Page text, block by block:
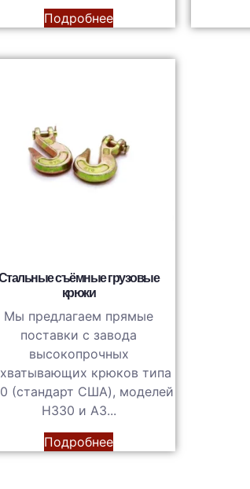
Подробнее
съёмные грузовые
крюки
Мы предлагаем прямые
поставки с завода
высокопрочных
крюков типа
(стандарт США), моделей
H330 и A3...
Подробнее